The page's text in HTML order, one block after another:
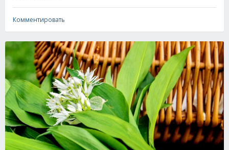
Комментировать